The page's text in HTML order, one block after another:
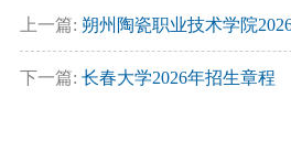
上一篇: 朔州陶瓷职业技术学院
下一篇: 长春大学2026年招生章程